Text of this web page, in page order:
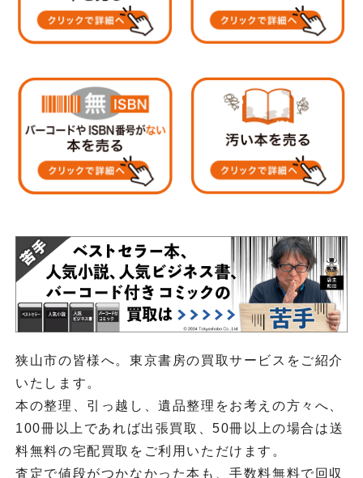
狭山市の皆様へ。東京書房の買取サービスをご紹介
いたします。
本の整理、引っ越し、遺品整理をお考えの方々へ、
100冊以上であれば出張買取、50冊以上の場合は送
料無料の宅配買取をご利用いただけます。
査定で値段がつかなかった本も、手数料無料で回収